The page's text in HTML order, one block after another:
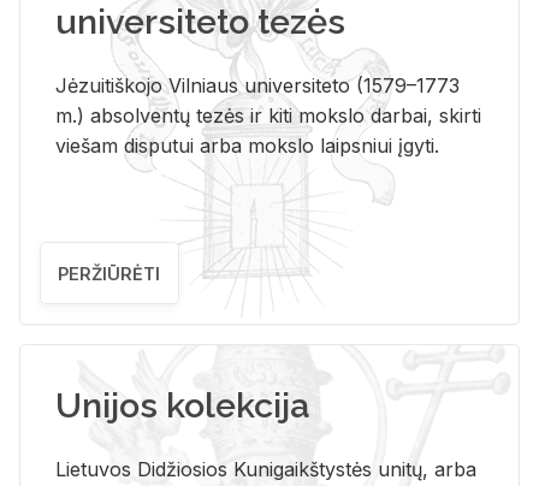
universiteto tezės
Jėzuitiškojo Vilniaus universiteto (1579–1773
m.) absolventų tezės ir kiti mokslo darbai, skirti
viešam disputui arba mokslo laipsniui įgyti.
PERŽIŪRĖTI
Unijos kolekcija
Lietuvos Didžiosios Kunigaikštystės unitų, arba